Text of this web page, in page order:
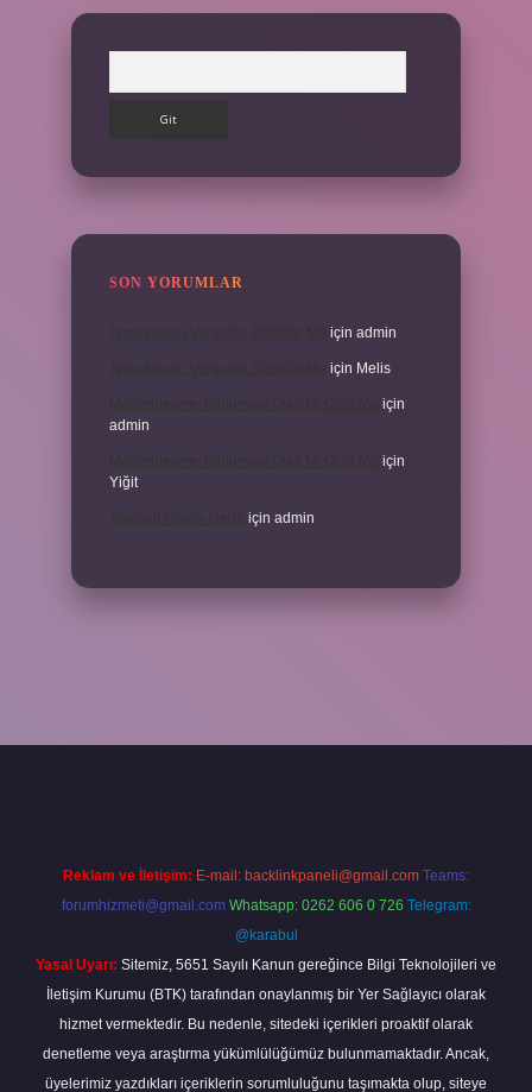
SON YORUMLAR
için admin
için Melis
için
admin
için
Yiğit
için admin
Reklam ve İletişim: E-mail: backlinkpaneli@gmail.com Teams:
forumhizmeti@gmail.com Whatsapp: 0262 606 0 726 Telegram:
@karabul
Yasal Uyarı: Sitemiz, 5651 Sayılı Kanun gereğince Bilgi Teknolojileri ve
İletişim Kurumu (BTK) tarafından onaylanmış bir Yer Sağlayıcı olarak
hizmet vermektedir. Bu nedenle, sitedeki içerikleri proaktif olarak
denetleme veya araştırma yükümlülüğümüz bulunmamaktadır. Ancak,
üyelerimiz yazdıkları içeriklerin sorumluluğunu taşımakta olup, siteye